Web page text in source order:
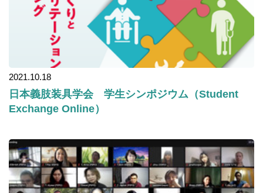
2021.10.18
日本義肢装具学会 学生シンポジウム（Student
Exchange Online）